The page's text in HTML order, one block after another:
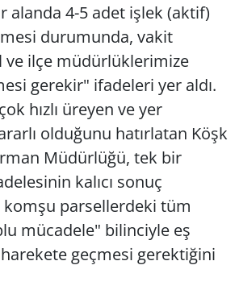
alanda 4-5 adet işlek (aktif)
durumunda, vakit
ve ilçe müdürlüklerimize
gerekir" ifadeleri yer aldı.
hızlı üreyen ve yer
olduğunu hatırlatan Köşk
Müdürlüğü, tek bir
kalıcı sonuç
parsellerdeki tüm
mücadele" bilinciyle eş
geçmesi gerektiğini